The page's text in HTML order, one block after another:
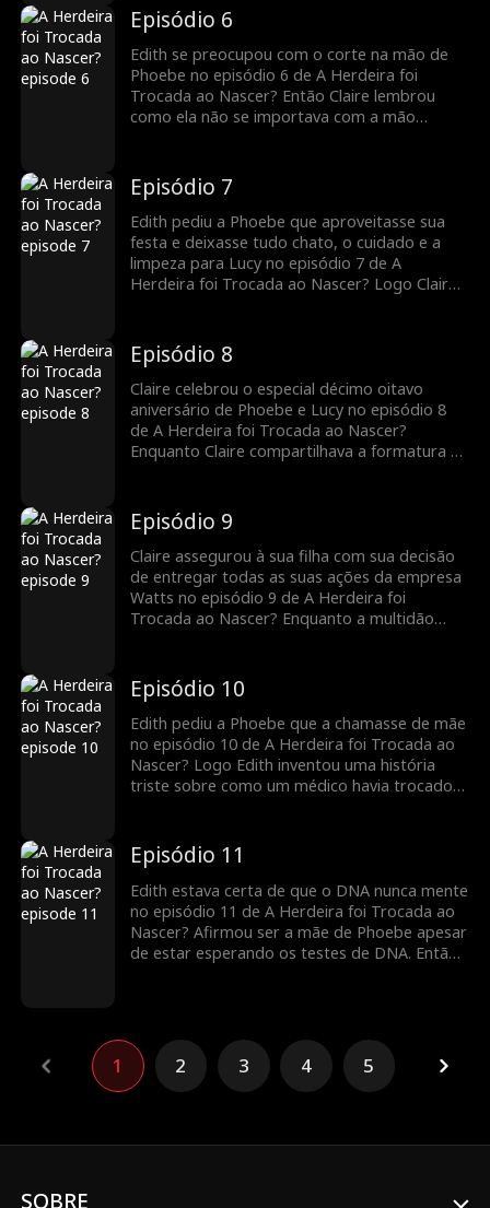
como Lucy era sua filha e não uma
empregada. Edith descobrirá a identidade de
Lucy?
Episódio 6
Edith se preocupou com o corte na mão de
Phoebe no episódio 6 de A Herdeira foi
Trocada ao Nascer? Então Claire lembrou
como ela não se importava com a mão
Lucy e Phoebe. Ao ver Edith cuidar de
Phoebe, Claire insinuou que Phoebe era filha
de Edith. Edith revelará a troca de bebês?
Assista aos emocionantes novos episódios
para descobrir mais.
Episódio 7
Edith pediu a Phoebe que aproveitasse sua
festa e deixasse tudo chato, o cuidado e a
limpeza para Lucy no episódio 7 de A
Herdeira foi Trocada ao Nascer? Logo Claire
secretamente o momento para reivindicar
Phoebe como sua filha e tomar a empresa de
Claire. Como Claire lidará com a surpresa de
Edith?
Episódio 8
Claire celebrou o especial décimo oitavo
aniversário de Phoebe e Lucy no episódio 8
de A Herdeira foi Trocada ao Nascer?
Enquanto Claire compartilhava a formatura e
Ao fazer de Phoebe a acionista majoritária do
grupo Watts, Edith estava pronta para atacar.
Como Edith provará que Phoebe é sua filha?
Episódio 9
Claire assegurou à sua filha com sua decisão
de entregar todas as suas ações da empresa
Watts no episódio 9 de A Herdeira foi
Trocada ao Nascer? Enquanto a multidão
esperado este momento, anunciou Phoebe
como sua filha. Claire ficará assistindo
enquanto Edith reivindica Phoebe como sua?
Episódio 10
Edith pediu a Phoebe que a chamasse de mãe
no episódio 10 de A Herdeira foi Trocada ao
Nascer? Logo Edith inventou uma história
triste sobre como um médico havia trocado
endurecido Lucy para eles. Com Claire
começando a questionar, Edith estava pronta
para apresentar os resultados de DNA. Quais
seriam os resultados?
Episódio 11
Edith estava certa de que o DNA nunca mente
no episódio 11 de A Herdeira foi Trocada ao
Nascer? Afirmou ser a mãe de Phoebe apesar
de estar esperando os testes de DNA. Então
bebês? Não perca os últimos episódios; o
drama melhora.
1 2 3 4 5
SOBRE